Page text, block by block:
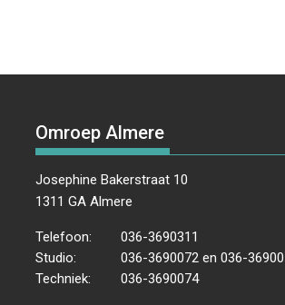
Omroep Almere
Josephine Bakerstraat 10
1311 GA Almere
Telefoon:
036-3690311
Studio:
036-3690072 en 036-
Techniek:
036-3690074